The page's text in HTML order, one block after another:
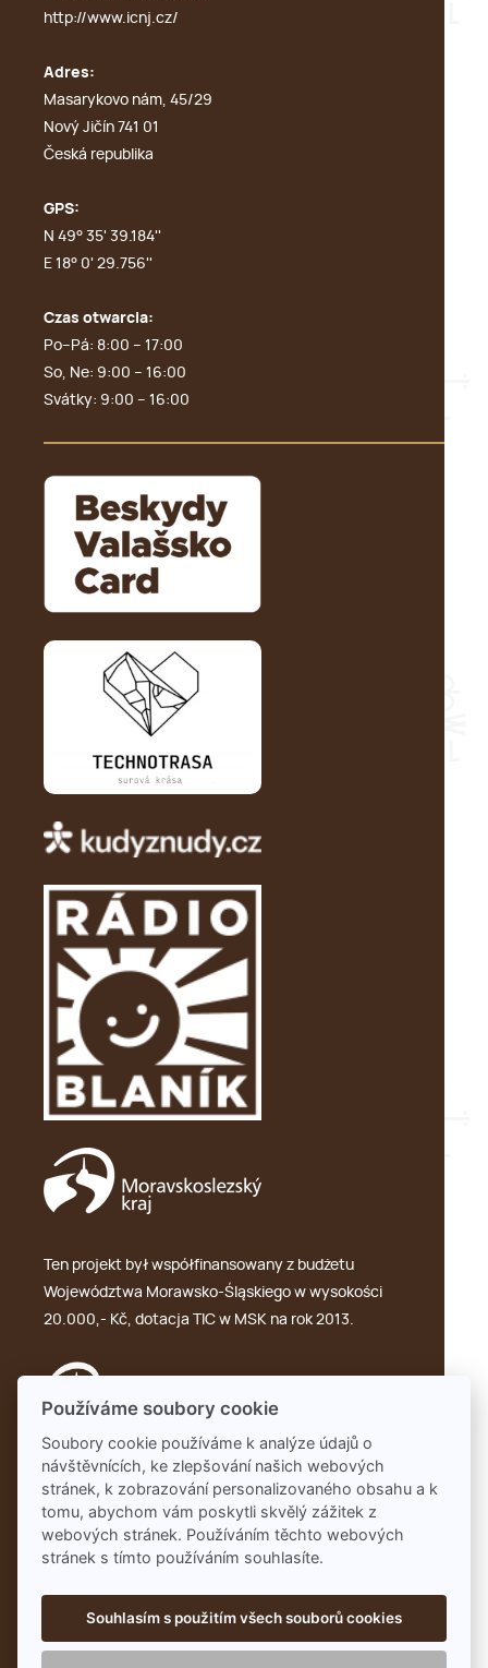
http://www.icnj.cz/
Adres:
Masarykovo nám, 45/29
Nový Jičín 741 01
Česká republika
GPS:
N 49° 35' 39.184''
E 18° 0' 29.756''
Czas otwarcia:
Po–Pá: 8:00 – 17:00
So, Ne: 9:00 – 16:00
Svátky: 9:00 – 16:00
Ten projekt był współfinansowany z budżetu
Województwa Morawsko-Śląskiego w wysokości
20.000,- Kč, dotacja TIC w MSK na rok 2013.
GDPR
Používáme soubory cookie
Soubory cookie používáme k analýze údajů o
návštěvnících, ke zlepšování našich webových
stránek, k zobrazování personalizovaného obsahu a k
tomu, abychom vám poskytli skvělý zážitek z
webových stránek. Používáním těchto webových
stránek s tímto používáním souhlasíte.
Souhlasím s použitím všech souborů cookies